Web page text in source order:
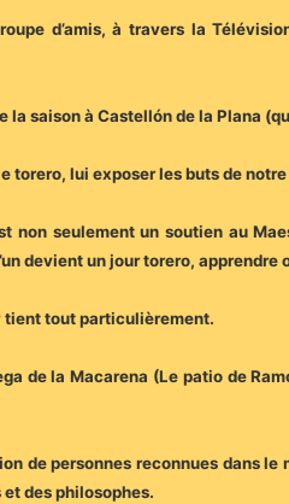
d’amis, à travers la
la saison à Castellón de la Plana
torero, lui exposer les buts de
non seulement un soutien au
devient un jour torero,
tient tout particulièrement.
de la Macarena (Le patio de
de personnes reconnues dans
des philosophes.